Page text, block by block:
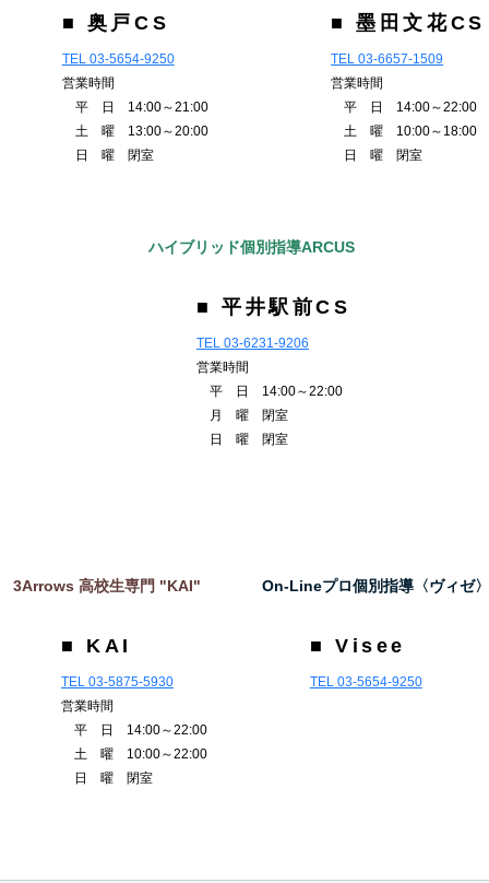
■ 奥戸CS
TEL 03-5654-9250
営業時間
平 日 14:00～21:00
土 曜 13:00～20:00
日 曜 閉室
■ 墨田文花CS
TEL 03-6657-1509
営業時間
平 日 14:00～22:00
土 曜 10:00～18:00
日 曜 閉室
ハイブリッド個別指導ARCUS
■ 平井駅前CS
TEL 03-6231-9206
営業時間
平 日 14:00～22:00
月 曜 閉室
日 曜 閉室
3Arrows 高校生専門 "KAI"
■ KAI
TEL 03-5875-5930
営業時間
平 日 14:00～22:00
土 曜 10:00～22:00
日 曜 閉室
On-Lineプロ個別指導〈ヴィゼ〉
■ Visee
TEL 03-5654-9250